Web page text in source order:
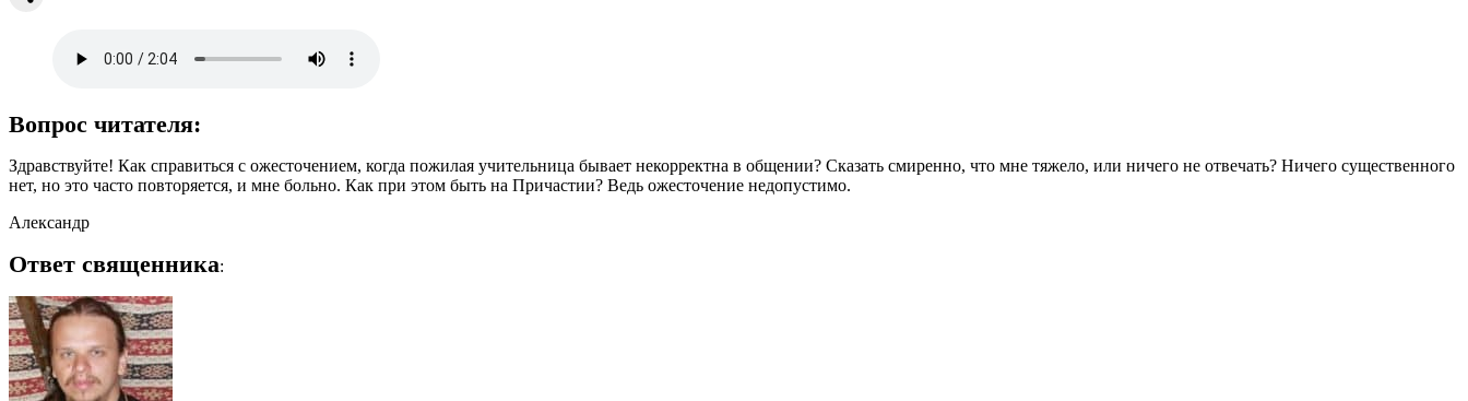
Вопрос читателя:
Здравствуйте! Как справиться с ожесточением, когда пожилая учительница бывает некорректна в общении? Сказать смиренно, что мне тяжело, или ничего не отвечать? Ничего существенного
нет, но это часто повторяется, и мне больно. Как при этом быть на Причастии? Ведь ожесточение недопустимо.
Александр
Ответ священника: